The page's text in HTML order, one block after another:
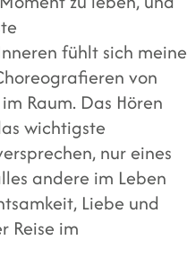
fühlt sich meine
von
Raum. Das Hören
wichtigste
nur eines
andere im Leben
Liebe und
Reise im